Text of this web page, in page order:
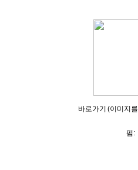
바로가기 (이미지
펌: